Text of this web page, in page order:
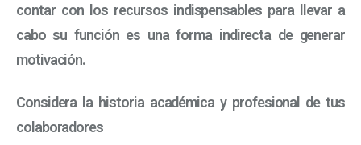
contar con los recursos indispensables para llevar a
cabo su función es una forma indirecta de generar
motivación.
Considera la historia académica y profesional de tus
colaboradores